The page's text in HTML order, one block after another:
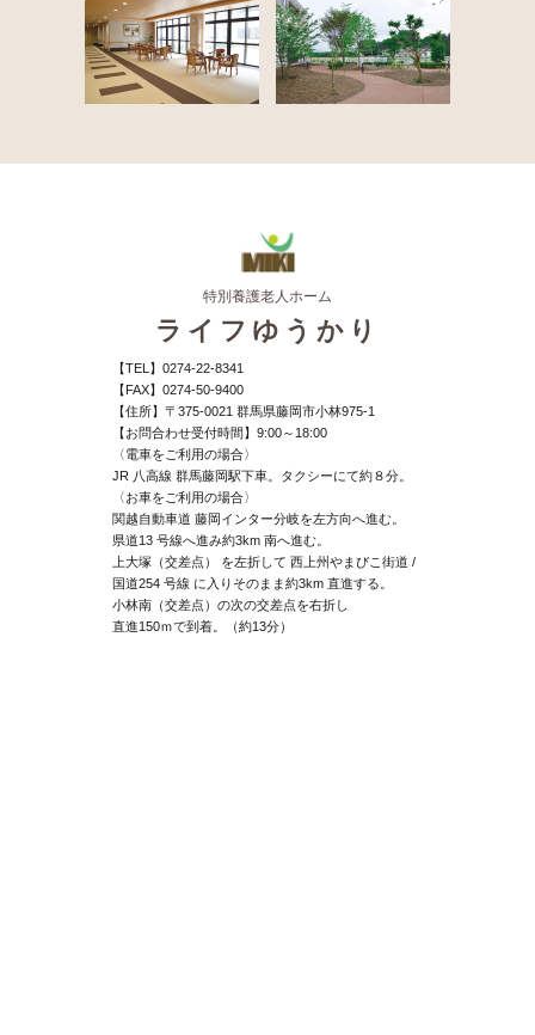
特別養護老人ホーム
ライフゆうかり
【TEL】 0274-22-8341
【FAX】 0274-50-9400
【住所】 〒375-0021 群馬県藤岡市小林975-1
【お問合わせ受付時間】 9:00～18:00
〈電車をご利用の場合〉
JR 八高線 群馬藤岡駅下車。タクシーにて約８分。
〈お車をご利用の場合〉
関越自動車道 藤岡インター分岐を左方向へ進む。
県道13 号線へ進み約3km 南へ進む。
上大塚（交差点） を左折して 西上州やまびこ街道 /
国道254 号線 に入りそのまま約3km 直進する。
小林南（交差点）の次の交差点を右折し
直進150ｍで到着。（約13分）